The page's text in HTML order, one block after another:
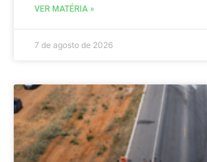
VER MATÉRIA »
7 de agosto de 2026